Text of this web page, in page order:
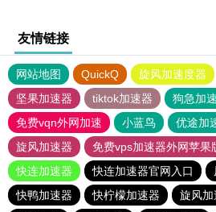
友情链接
网站地图 QuickQ 旋风加速度器
坚果加速器
tiktok加速器
狗急加
免费vqn外网加速
小蓝鸟 优途加
旋风加速器
免费vps加速器外网苹果
快连加速器
快连加速器官网入口
快鸭加速器
快柠檬加速器 旋风加